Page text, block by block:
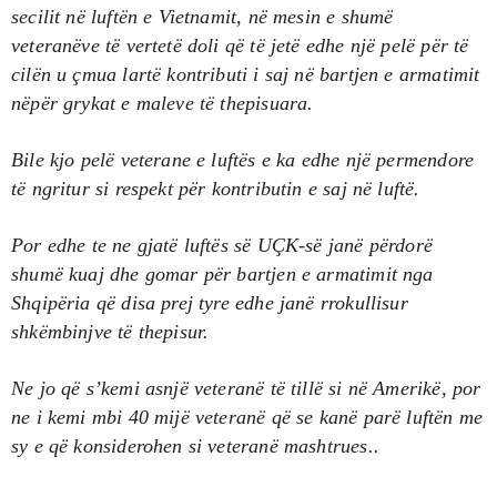
secilit në luftën e Vietnamit, në mesin e shumë
veteranëve të vertetë doli që të jetë edhe një pelë për të
cilën u çmua lartë kontributi i saj në bartjen e armatimit
nëpër grykat e maleve të thepisuara.
Bile kjo pelë veterane e luftës e ka edhe një permendore
të ngritur si respekt për kontributin e saj në luftë.
Por edhe te ne gjatë luftës së UÇK-së janë përdorë
shumë kuaj dhe gomar për bartjen e armatimit nga
Shqipëria që disa prej tyre edhe janë rrokullisur
shkëmbinjve të thepisur.
Ne jo që s’kemi asnjë veteranë të tillë si në Amerikë, por
ne i kemi mbi 40 mijë veteranë që se kanë parë luftën me
sy e që konsiderohen si veteranë mashtrues..